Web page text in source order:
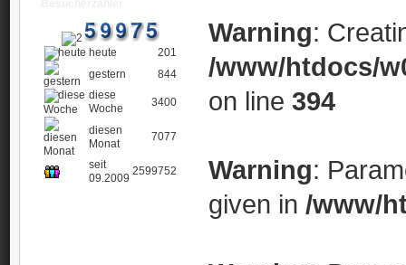
heute
201
gestern
844
diese
Woche
3400
diesen
Monat
7077
seit
09.2009
2599752
Warning:
/www/htdocs/
on line 394
Warning:
given in /www/